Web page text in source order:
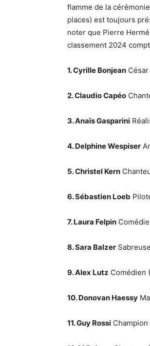
flamme de la
places) est toujours
noter que Pierre
classement 2024
1. Cyrille Bonjean
2.Claudio Capéo
3. Anaïs Gasparini
4. Delphine Wespiser
5. Christel Kern
6. Sébastien Loeb
7. Laura Felpin
8. Sara Balzer
9. Alex Lutz Comédien
10. Donovan Haessy
11. Guy Rossi